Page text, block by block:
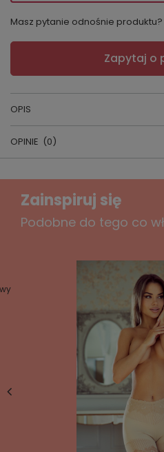
Masz pytanie odnośnie
Zapytaj o
OPIS
KOMPLET DAMSKI
skład surowcowy:95%
kraj produkcji:
Każda miłośniczka
swojej garderobie co
damski. Model Karina
propozycja,
pastelowych
mięty i uroczy
których występują
Twój look będzie
OPINIE (0)
Napisz
Dodaj własne zdjęcie
Zainspiruj się
Podobne do tego co